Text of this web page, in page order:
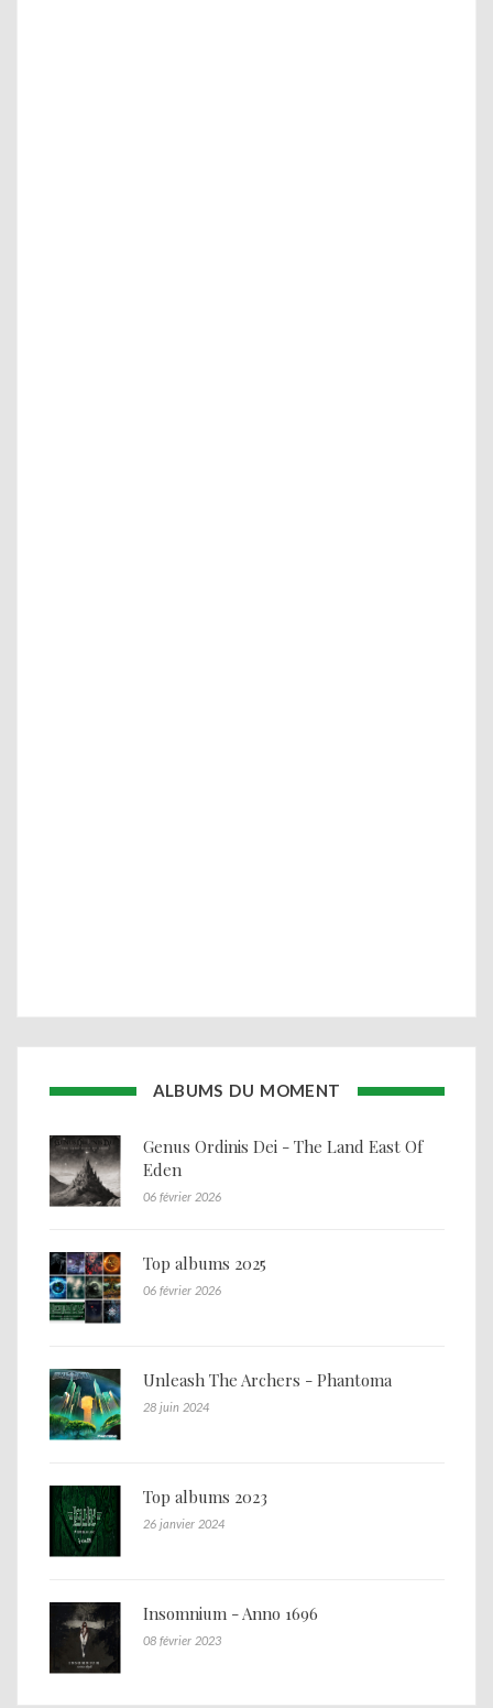
ALBUMS DU MOMENT
Genus Ordinis Dei - The Land East Of
Eden
06 février 2026
Top albums 2025
06 février 2026
Unleash The Archers - Phantoma
28 juin 2024
Top albums 2023
26 janvier 2024
Insomnium - Anno 1696
08 février 2023